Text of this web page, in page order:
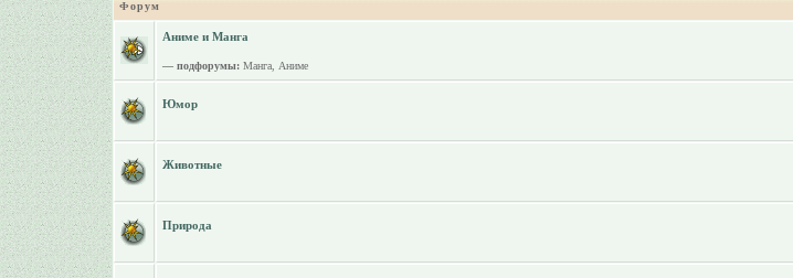
Форум
Аниме и Манга
— подфорумы: Манга, Аниме
Юмор
Животные
Природа